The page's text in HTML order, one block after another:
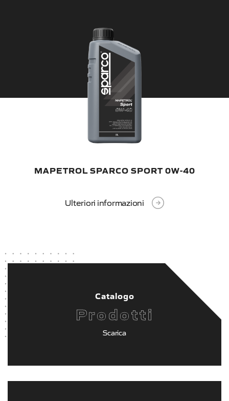
MAPETROL SPARCO SPORT 0W-40
Ulteriori informazioni
Catalogo
Prodotti
Scarica